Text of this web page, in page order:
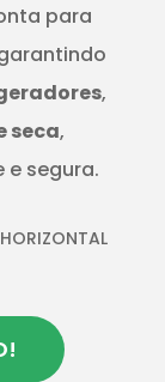
para
,
seca,
e segura.